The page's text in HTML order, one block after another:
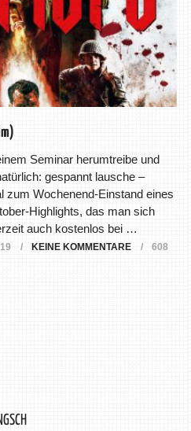
Seminar herumtreibe und
gespannt lausche –
zum Wochenend-Einstand eines
Highlights, das man sich
auch kostenlos bei …
KEINE KOMMENTARE
608